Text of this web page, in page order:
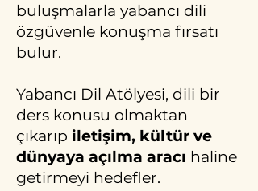
buluşmalarla yabancı dili
özgüvenle konuşma fırsatı
bulur.
Yabancı Dil Atölyesi, dili bir
ders konusu olmaktan
çıkarıp iletişim, kültür ve
dünyaya açılma aracı haline
getirmeyi hedefler.